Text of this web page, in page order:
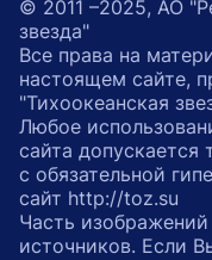
© 2011 –2025, АО
звезда"
Все права на
настоящем сайте,
"Тихоокеанская
Любое
сайта допускается
с обязательной
сайт http://toz.su
Часть
источников. Если